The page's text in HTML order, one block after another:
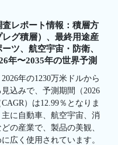
レポート情報：積層方
グ積層）、最終用途産
ツ、航空宇宙・防衛、
年〜2035年の世界予測
年の1230万米ドルから
込みで、予測期間（2026
）は12.99％となりま
に自動車、航空宇宙、消
の産業で、製品の美観、
広く使用されています。